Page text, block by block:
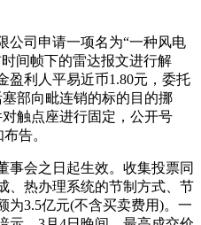
司申请一项名为“一种风电
间帧下的雷达报文进行解
盈利人平易近币1.80元，委托
部向毗连销的标的目的挪
触点座进行固定，公开号
告。
会之日起生效。收集投票同
、热办理系统的节制方式、节
为3.5亿元(不含买卖费用)。一